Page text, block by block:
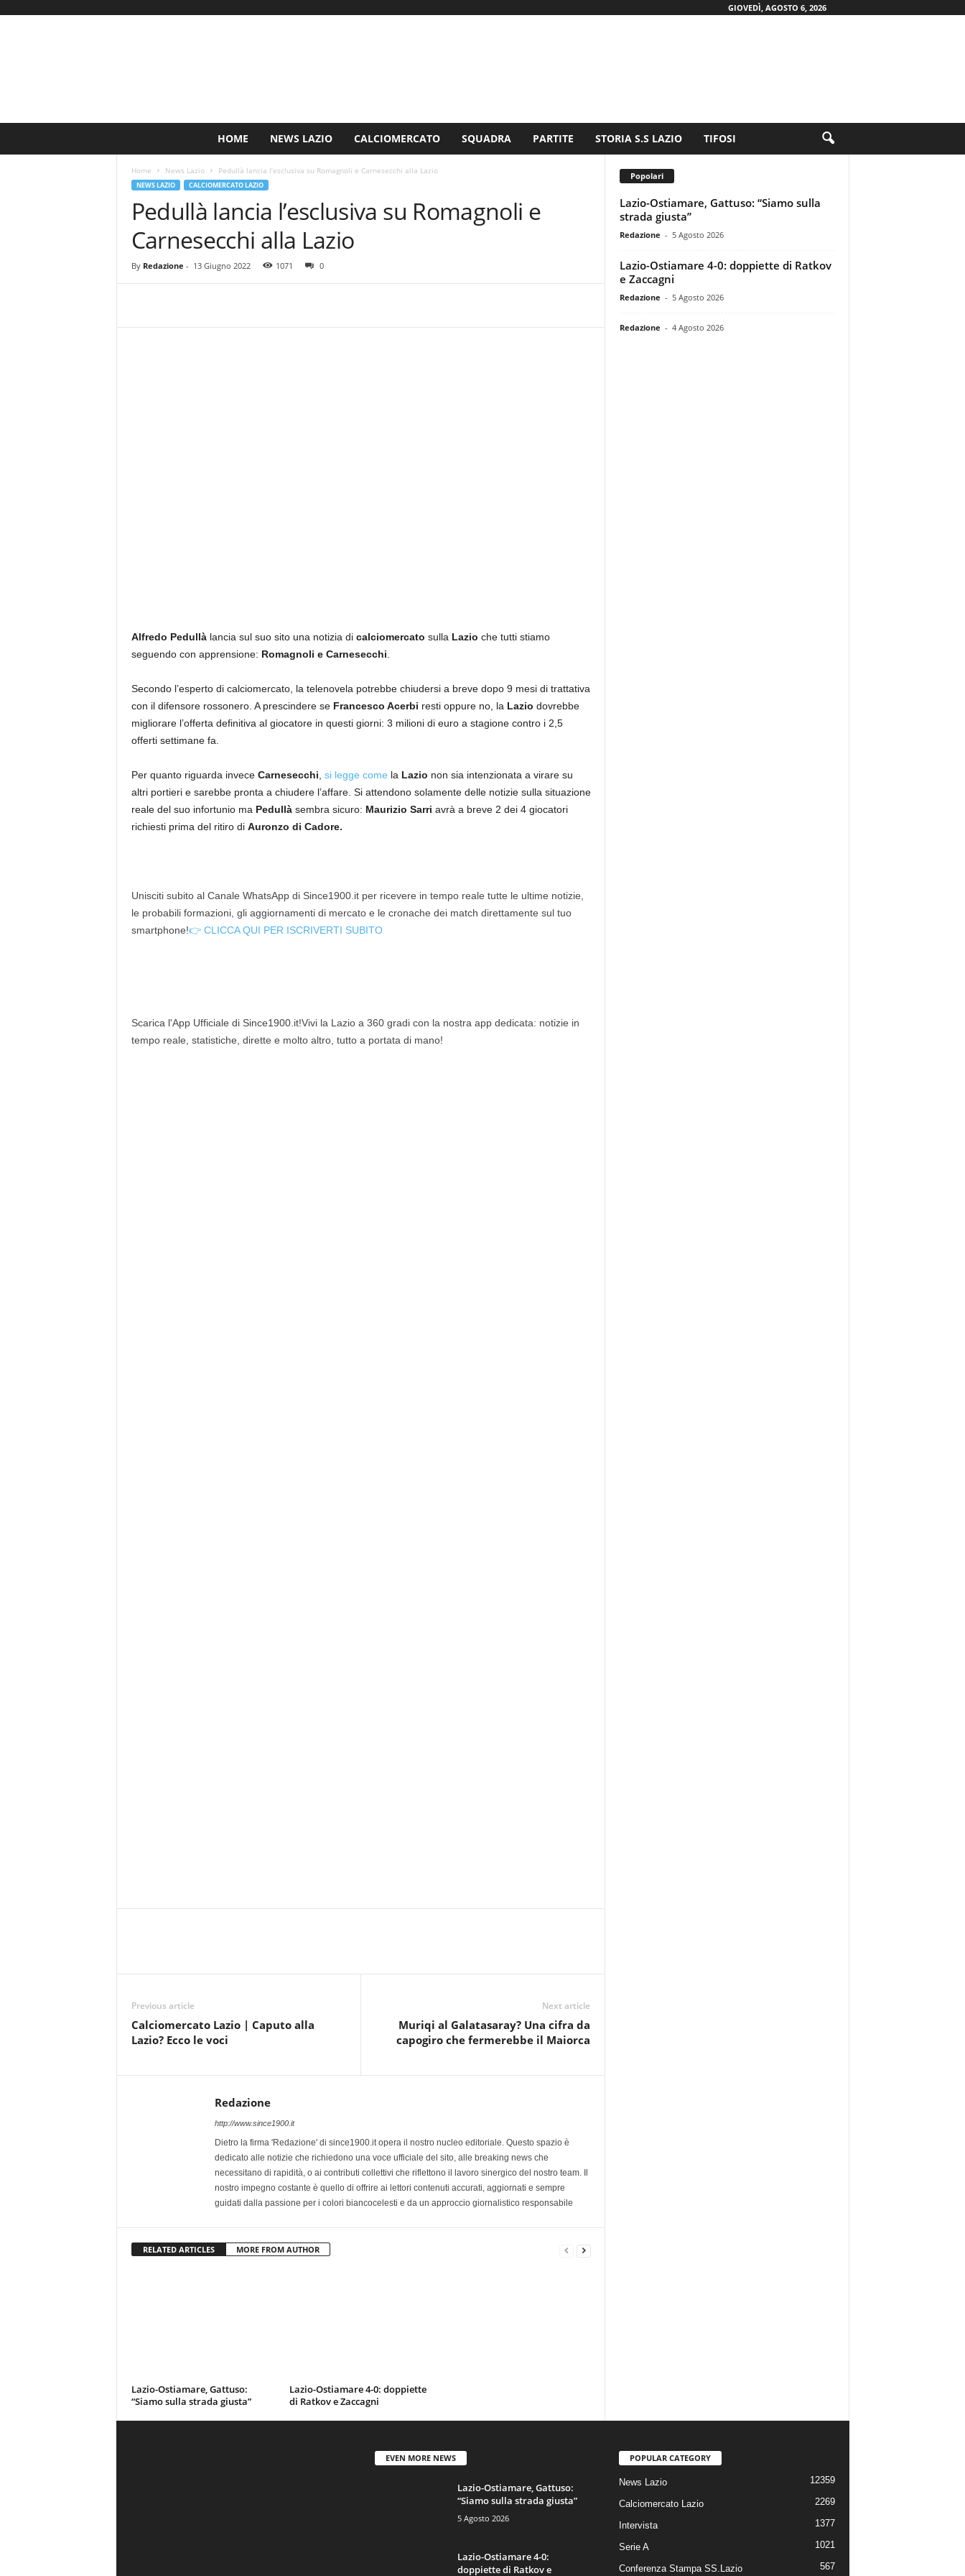
GIOVEDÌ, AGOSTO 6, 2026
HOME NEWS LAZIO CALCIOMERCATO SQUADRA PARTITE STORIA S.S LAZIO TIFOSI
Home News Lazio Pedullà lancia l’esclusiva su Romagnoli e Carnesecchi alla Lazio
NEWS LAZIO CALCIOMERCATO LAZIO
Pedullà lancia l’esclusiva su Romagnoli e
Carnesecchi alla Lazio
By Redazione - 13 Giugno 2022 1071 0
Alfredo Pedullàlancia sul suo sito una notizia di calciomercato sulla Lazio che tutti stiamo
seguendo con apprensione: Romagnoli e Carnesecchi
Secondo l’esperto di calciomercato, la telenovela potrebbe chiudersi a breve dopo 9 mesi di trattativa
con il difensore rossonero. A prescindere se Francesco Acerbi resti oppure no, la Lazio dovrebbe
migliorare l’offerta definitiva al giocatore in questi giorni: 3 milioni di euro a stagione contro i 2,5
offerti settimane fa.
Per quanto riguarda invece Carnesecchi si legge come la Lazio non sia intenzionata a virare su
altri portieri e sarebbe pronta a chiudere l’affare. Si attendono solamente delle notizie sulla situazione
reale del suo infortunio ma Pedullà sembra sicuro: Maurizio Sarri avrà a breve 2 dei 4 giocatori
richiesti prima del ritiro di Auronzo di Cadore.
Unisciti subito al Canale WhatsApp di Since1900.it per ricevere in tempo reale tutte le ultime notizie,
le probabili formazioni, gli aggiornamenti di mercato e le cronache dei match direttamente sul tuo
smartphone!👉 CLICCA QUI PER ISCRIVERTI SUBITO
Scarica l'App Ufficiale di Since1900.it!Vivi la Lazio a 360 gradi con la nostra app dedicata: notizie in
tempo reale, statistiche, dirette e molto altro, tutto a portata di mano!
Previous article
Calciomercato Lazio | Caputo alla
Lazio? Ecco le voci
Next article
Muriqi al Galatasaray? Una cifra da
capogiro che fermerebbe il Maiorca
Redazione
http://www.since1900.it
Dietro la firma 'Redazione' di since1900.it opera il nostro nucleo editoriale. Questo spazio è
dedicato alle notizie che richiedono una voce ufficiale del sito, alle breaking news che
necessitano di rapidità, o ai contributi collettivi che riflettono il lavoro sinergico del nostro team. Il
nostro impegno costante è quello di offrire ai lettori contenuti accurati, aggiornati e sempre
guidati dalla passione per i colori biancocelesti e da un approccio giornalistico responsabile
RELATED ARTICLES MORE FROM AUTHOR
Lazio-Ostiamare, Gattuso:
“Siamo sulla strada giusta”
Lazio-Ostiamare 4-0: doppiette
di Ratkov e Zaccagni
Popolari
Lazio-Ostiamare, Gattuso: “Siamo sulla
strada giusta”
Redazione - 5 Agosto 2026
Lazio-Ostiamare 4-0: doppiette di Ratkov
e Zaccagni
Redazione - 5 Agosto 2026
Redazione - 4 Agosto 2026
EVEN MORE NEWS
Lazio-Ostiamare, Gattuso:
“Siamo sulla strada giusta”
5 Agosto 2026
Lazio-Ostiamare 4-0:
doppiette di Ratkov e
POPULAR CATEGORY
News Lazio 12359
Calciomercato Lazio 2269
Intervista 1377
Serie A 1021
Conferenza Stampa SS.Lazio 567